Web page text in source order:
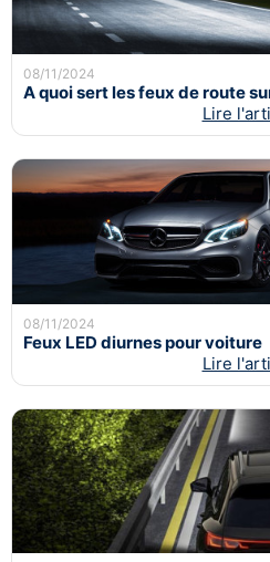
08/11/2024
A quoi sert les feux de route
Lire
08/11/2024
Feux LED diurnes pour voiture
Lire